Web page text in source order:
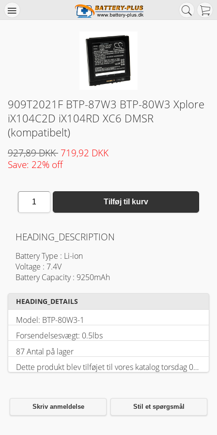
909T2021F BTP-87W3 BTP-80W3 Xplore
iX104C2D iX104RD XC6 DMSR
(kompatibelt)
927,89 DKK 719,92 DKK
Save: 22% off
1 Tilføj til kurv
HEADING_DESCRIPTION
Battery Type : Li-ion
Voltage : 7.4V
Battery Capacity : 9250mAh
HEADING_DETAILS
Model: BTP-80W3-1
Forsendelsesvægt: 0.5lbs
87 Antal på lager
Dette produkt blev tilføjet til vores katalog torsdag 05 februar, 2026.
Skriv anmeldelse Stil et spørgsmål